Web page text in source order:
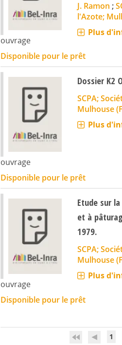
ouvrage
J. Ramon ;
l'Azote;
Plus
Disponible pour le prêt
ouvrage
Dossier K2
SCPA;
Mulhouse
Plus
Disponible pour le prêt
ouvrage
Etude sur
et à
1979.
SCPA;
Mulhouse
Plus
Disponible pour le prêt
1